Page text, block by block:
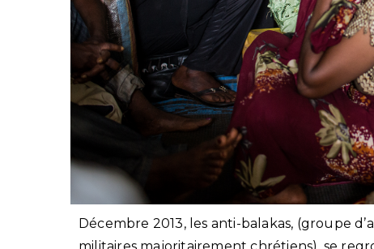
Décembre 2013, les anti-balakas, (groupe